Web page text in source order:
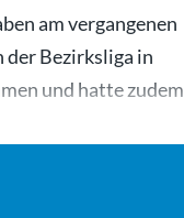
am vergangenen
der Bezirksliga in
und hatte zudem